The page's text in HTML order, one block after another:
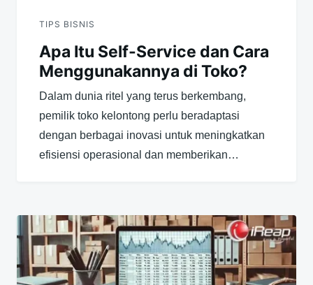
TIPS BISNIS
Apa Itu Self-Service dan Cara
Menggunakannya di Toko?
Dalam dunia ritel yang terus berkembang,
pemilik toko kelontong perlu beradaptasi
dengan berbagai inovasi untuk meningkatkan
efisiensi operasional dan memberikan…